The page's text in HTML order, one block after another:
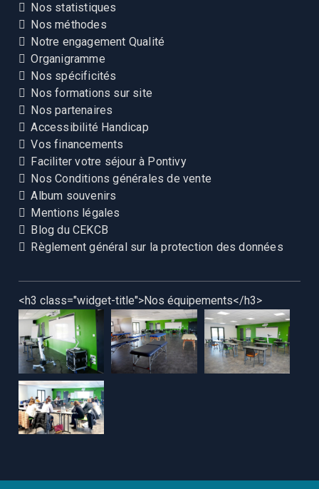
Nos statistiques
Nos méthodes
Notre engagement Qualité
Organigramme
Nos spécificités
Nos formations sur site
Nos partenaires
Accessibilité Handicap
Vos financements
Faciliter votre séjour à Pontivy
Nos Conditions générales de vente
Album souvenirs
Mentions légales
Blog du CEKCB
Règlement général sur la protection des données
<h3 class="widget-title">Nos équipements</h3>